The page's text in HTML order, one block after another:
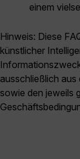
einem
Hinweis: Diese
künstlicher
ausschließlich
sowie den jeweils